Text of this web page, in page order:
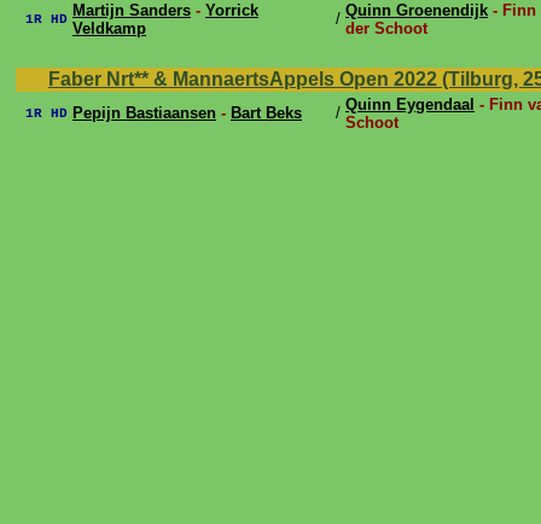
1R HD Martijn Sanders - Yorrick
Veldkamp
/ Quinn Groenendijk - Finn
der Schoot
Faber Nrt** & MannaertsAppels Open 2022 (Tilburg,
1R HD Pepijn Bastiaansen - Bart Beks / Quinn Eygendaal - Finn
Schoot